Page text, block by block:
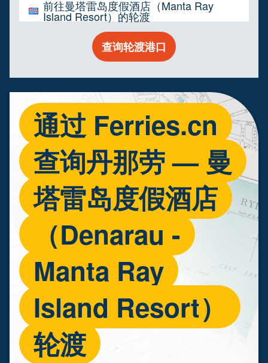
前往曼塔雷岛度假酒店（Manta Ray
Island Resort）的轮渡
查询轮渡港口
通过 Ferries.cn
查询丹那劳 — 曼
塔雷岛度假酒店
（Denarau -
Manta Ray
Island Resort）
轮渡